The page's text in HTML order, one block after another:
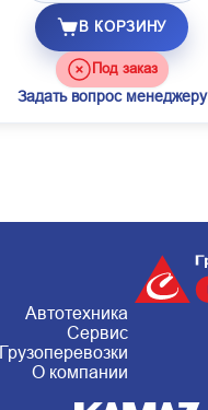
В КОРЗИНУ
Под заказ
Задать вопрос менеджеру
Автотехника
Сервис
Грузоперевозки
О компании